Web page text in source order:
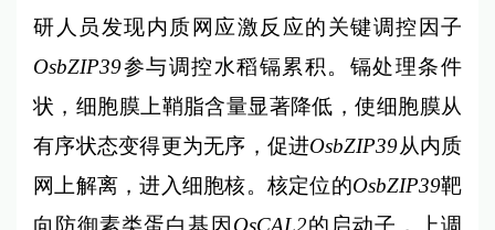
研人员发现内质网应激反应的关键调控因子
OsbZIP39参与调控水稻镉累积。镉处理条件
状，细胞膜上鞘脂含量显著降低，使细胞膜从
有序状态变得更为无序，促进OsbZIP39从内质
网上解离，进入细胞核。核定位的OsbZIP39靶
向防御素类蛋白基因 OsCAL2的启动子，上调